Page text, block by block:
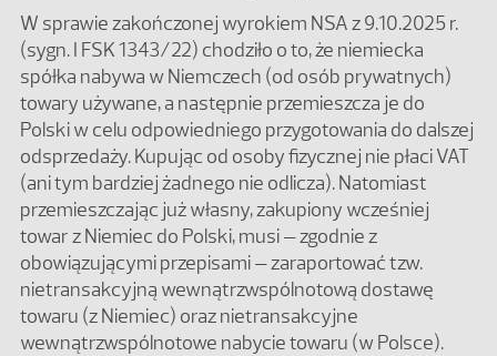
W sprawie zakończonej wyrokiem NSA z 9.10.2025 r.
(sygn. I FSK 1343/22) chodziło o to, że niemiecka
spółka nabywa w Niemczech (od osób prywatnych)
towary używane, a następnie przemieszcza je do
Polski w celu odpowiedniego przygotowania do dalszej
odsprzedaży. Kupując od osoby fizycznej nie płaci VAT
(ani tym bardziej żadnego nie odlicza). Natomiast
przemieszczając już własny, zakupiony wcześniej
towar z Niemiec do Polski, musi – zgodnie z
obowiązującymi przepisami – zaraportować tzw.
nietransakcyjną wewnątrzwspólnotową dostawę
towaru (z Niemiec) oraz nietransakcyjne
wewnątrzwspólnotowe nabycie towaru (w Polsce).